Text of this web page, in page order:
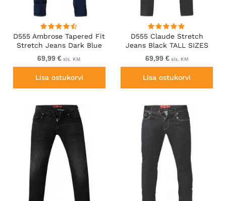
D555 Ambrose Tapered Fit
Stretch Jeans Dark Blue
TALL SIZES
69,99 € sis. KM
Lisa ostukorvi
D555 Claude Stretch
Jeans Black TALL SIZES
69,99 €sis. KM
Lisa ostukorvi